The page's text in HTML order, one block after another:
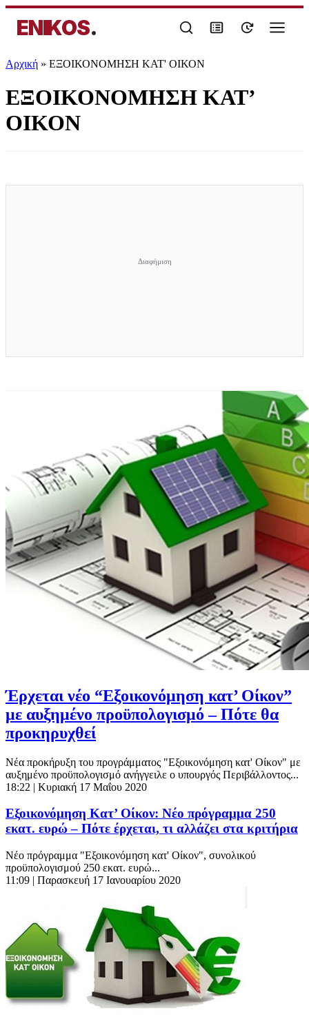
ENIKOS.
Αρχική » ΕΞΟΙΚΟΝΟΜΗΣΗ ΚΑΤ' ΟΙΚΟΝ
ΕΞΟΙΚΟΝΟΜΗΣΗ ΚΑΤ’
ΟΙΚΟΝ
Έρχεται νέο “Εξοικονόμηση κατ’ Οίκον”
με αυξημένο προϋπολογισμό – Πότε θα
προκηρυχθεί
Νέα προκήρυξη του προγράμματος "Εξοικονόμηση κατ' Οίκον" με
αυξημένο προϋπολογισμό ανήγγειλε ο υπουργός Περιβάλλοντος...
18:22 | Κυριακή 17 Μαΐου 2020
Εξοικονόμηση Κατ’ Οίκον: Νέο πρόγραμμα 250
εκατ. ευρώ – Πότε έρχεται, τι αλλάζει στα κριτήρια
Νέο πρόγραμμα "Εξοικονόμηση κατ' Οίκον", συνολικού
προϋπολογισμού 250 εκατ. ευρώ...
11:09 | Παρασκευή 17 Ιανουαρίου 2020